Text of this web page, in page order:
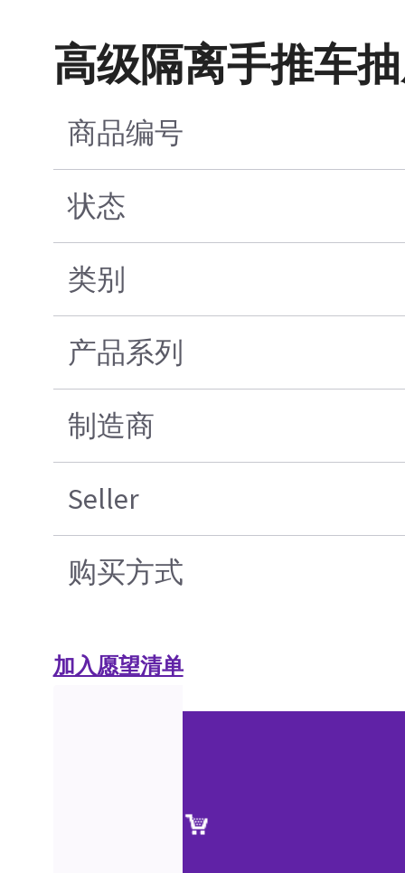
高级隔离手推车
商品编号
状态
类别
产品系列
制造商
Seller
购买方式
加入愿望清单